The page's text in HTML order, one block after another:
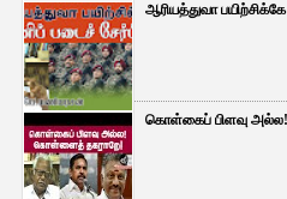
ஆரியத்துவா
கொள்கைப் பிளவு